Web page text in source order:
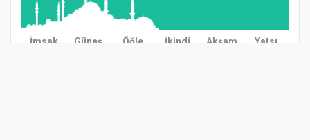
İmsak Güneş Öğle İkindi Akşam
Yatsı